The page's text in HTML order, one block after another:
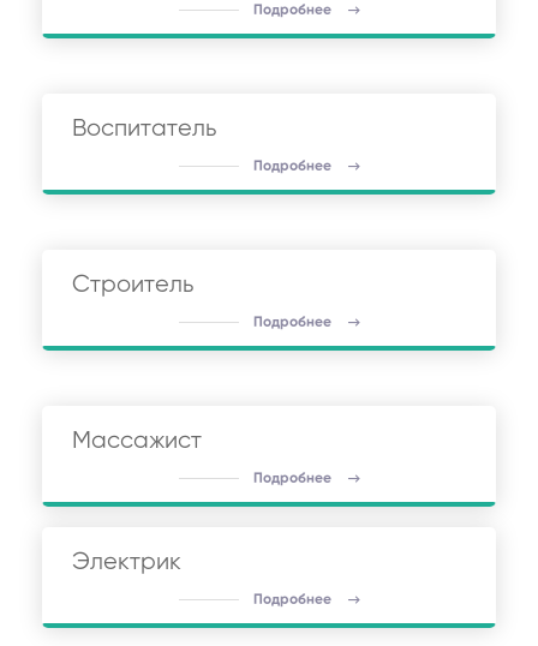
Подробнее
Воспитатель
Подробнее
Строитель
Подробнее
Массажист
Подробнее
Электрик
Подробнее